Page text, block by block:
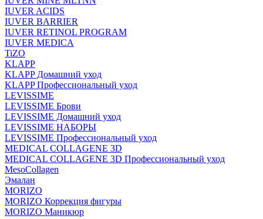
IUVER ACIDS
IUVER BARRIER
IUVER RETINOL PROGRAM
IUVER MEDICA
TiZO
KLAPP
KLAPP Домашний уход
KLAPP Профессиональный уход
LEVISSIME
LEVISSIME Брови
LEVISSIME Домашний уход
LEVISSIME НАБОРЫ
LEVISSIME Профессиональный уход
MEDICAL COLLAGENE 3D
MEDICAL COLLAGENE 3D Профессиональный уход
MesoCollagen
Эмалан
MORIZO
MORIZO Коррекция фигуры
MORIZO Маникюр